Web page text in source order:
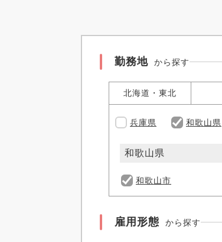
勤務地 から探す
北海道・東北
兵庫県 和歌山県
和歌山県
和歌山市
雇用形態 から探す